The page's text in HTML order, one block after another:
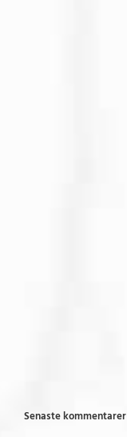
Senaste kommentarer